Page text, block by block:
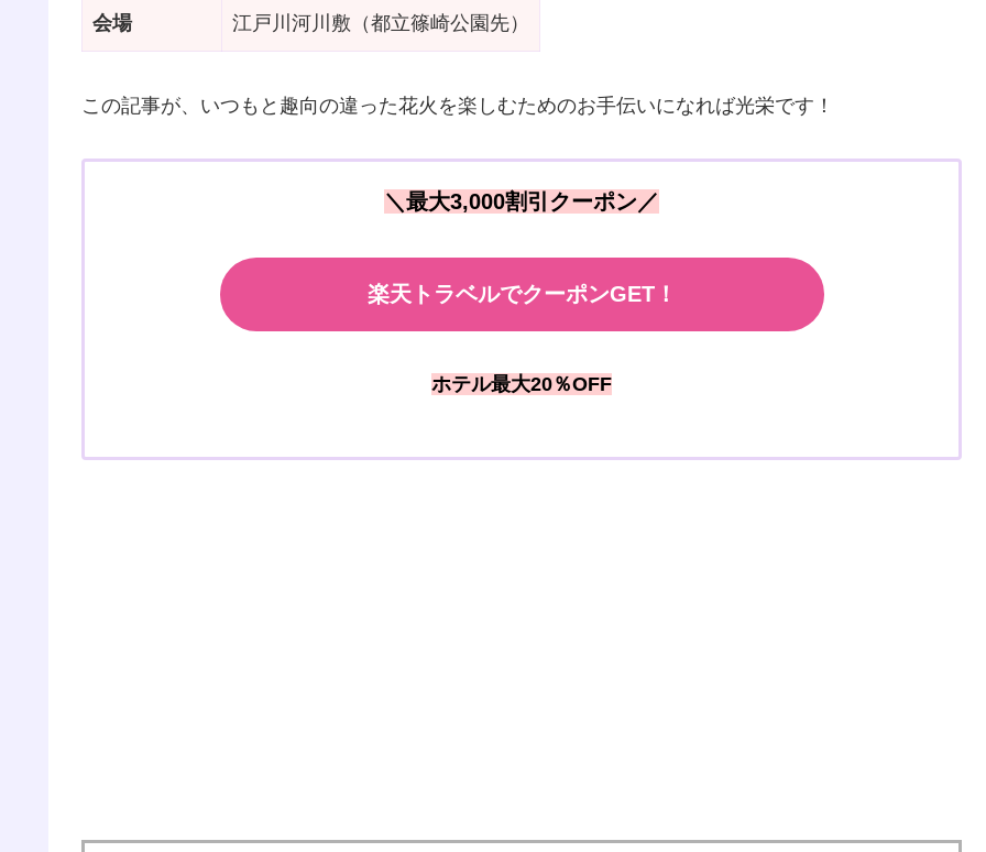
会場 江戸川河川敷（都立篠崎公園先）
この記事が、いつもと趣向の違った花火を楽しむためのお手伝いになれば光栄です！
＼最大3,000割引クーポン／
楽天トラベルでクーポンGET！
ホテル最大20％OFF